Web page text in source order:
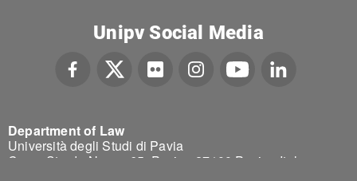
Department of Law
Università degli Studi di Pavia
Corso Strada Nuova 65, Pavia - 27100 Pavia - Italy
Unipv Social Media